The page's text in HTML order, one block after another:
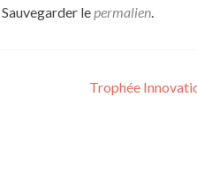
. Sauvegarder le permalien
Trophée